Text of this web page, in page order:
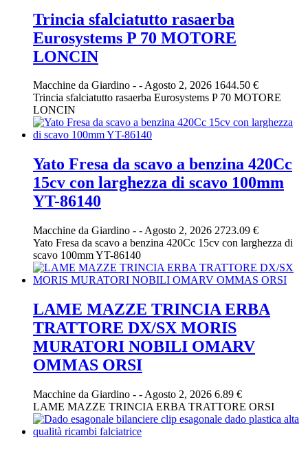
Trincia sfalciatutto rasaerba
Eurosystems P 70 MOTORE
LONCIN
Macchine da Giardino - -Agosto 2, 2026 1644.50 €
Trincia sfalciatutto rasaerba Eurosystems P 70 MOTORE
LONCIN
Yato Fresa da scavo a benzina 420Cc
15cv con larghezza di scavo 100mm
YT-86140
Macchine da Giardino - - Agosto 2, 2026 2723.09 €
Yato Fresa da scavo a benzina 420Cc 15cv con larghezza di
scavo 100mm YT-86140
LAME MAZZE TRINCIA ERBA
TRATTORE DX/SX MORIS
MURATORI NOBILI OMARV
OMMAS ORSI
Macchine da Giardino - - Agosto 2, 2026 6.89 €
LAME MAZZE TRINCIA ERBA TRATTORE ORSI